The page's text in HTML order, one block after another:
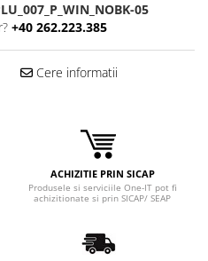
05
+40 262.223.385
Cere informatii
ACHIZITIE PRIN SICAP
Produsele si serviciile One-IT pot fi
achizitionate si prin SICAP/ SEAP